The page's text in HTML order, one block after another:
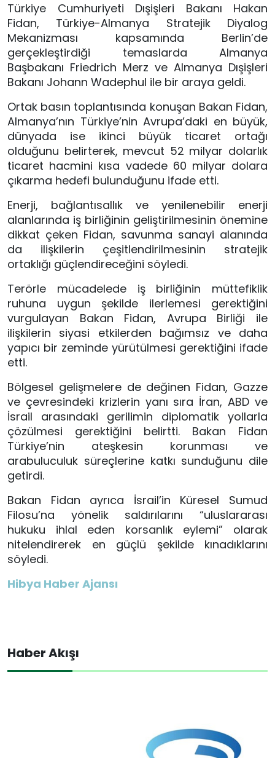
Türkiye Cumhuriyeti Dışişleri Bakanı Hakan
Fidan, Türkiye-Almanya Stratejik Diyalog
Mekanizması kapsamında Berlin’de
gerçekleştirdiği temaslarda Almanya
Başbakanı Friedrich Merz ve Almanya Dışişleri
Bakanı Johann Wadephul ile bir araya geldi.
Ortak basın toplantısında konuşan Bakan Fidan,
Almanya’nın Türkiye’nin Avrupa’daki en büyük,
dünyada ise ikinci büyük ticaret ortağı
olduğunu belirterek, mevcut 52 milyar dolarlık
ticaret hacmini kısa vadede 60 milyar dolara
çıkarma hedefi bulunduğunu ifade etti.
Enerji, bağlantısallık ve yenilenebilir enerji
alanlarında iş birliğinin geliştirilmesinin önemine
dikkat çeken Fidan, savunma sanayi alanında
da ilişkilerin çeşitlendirilmesinin stratejik
ortaklığı güçlendireceğini söyledi.
Terörle mücadelede iş birliğinin müttefiklik
ruhuna uygun şekilde ilerlemesi gerektiğini
vurgulayan Bakan Fidan, Avrupa Birliği ile
ilişkilerin siyasi etkilerden bağımsız ve daha
yapıcı bir zeminde yürütülmesi gerektiğini ifade
etti.
Bölgesel gelişmelere de değinen Fidan, Gazze
ve çevresindeki krizlerin yanı sıra İran, ABD ve
İsrail arasındaki gerilimin diplomatik yollarla
çözülmesi gerektiğini belirtti. Bakan Fidan
Türkiye’nin ateşkesin korunması ve
arabuluculuk süreçlerine katkı sunduğunu dile
getirdi.
Bakan Fidan ayrıca İsrail’in Küresel Sumud
Filosu’na yönelik saldırılarını “uluslararası
hukuku ihlal eden korsanlık eylemi” olarak
nitelendirerek en güçlü şekilde kınadıklarını
söyledi.
Hibya Haber Ajansı
Haber Akışı